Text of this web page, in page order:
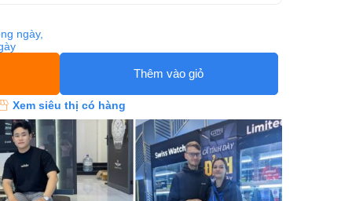
ngày,
Thêm vào giỏ
Xem siêu thị có hàng